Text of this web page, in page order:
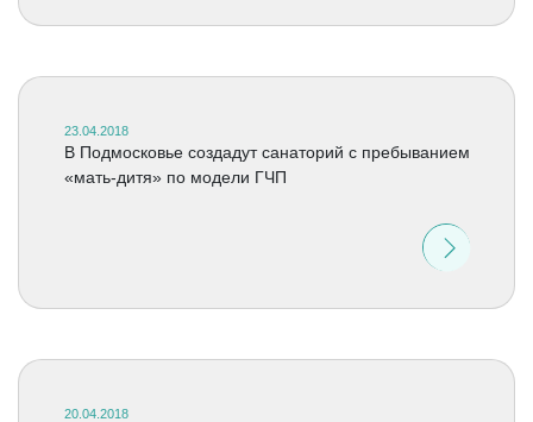
23.04.2018
В Подмосковье создадут санаторий с пребыванием
«мать-дитя» по модели ГЧП
20.04.2018